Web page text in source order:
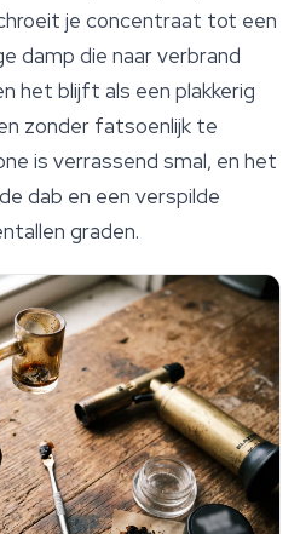
je concentraat tot een
damp die naar verbrand
het blijft als een plakkerig
zonder fatsoenlijk te
is verrassend smal, en het
dab en een verspilde
graden.